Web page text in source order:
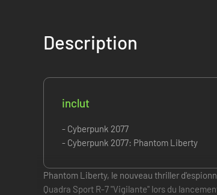
Description
inclut
- Cyberpunk 2077
- Cyberpunk 2077: Phantom Liberty
Phantom Liberty, le nouveau thriller
Quadra Sport R-7 "Vigilante" lors du